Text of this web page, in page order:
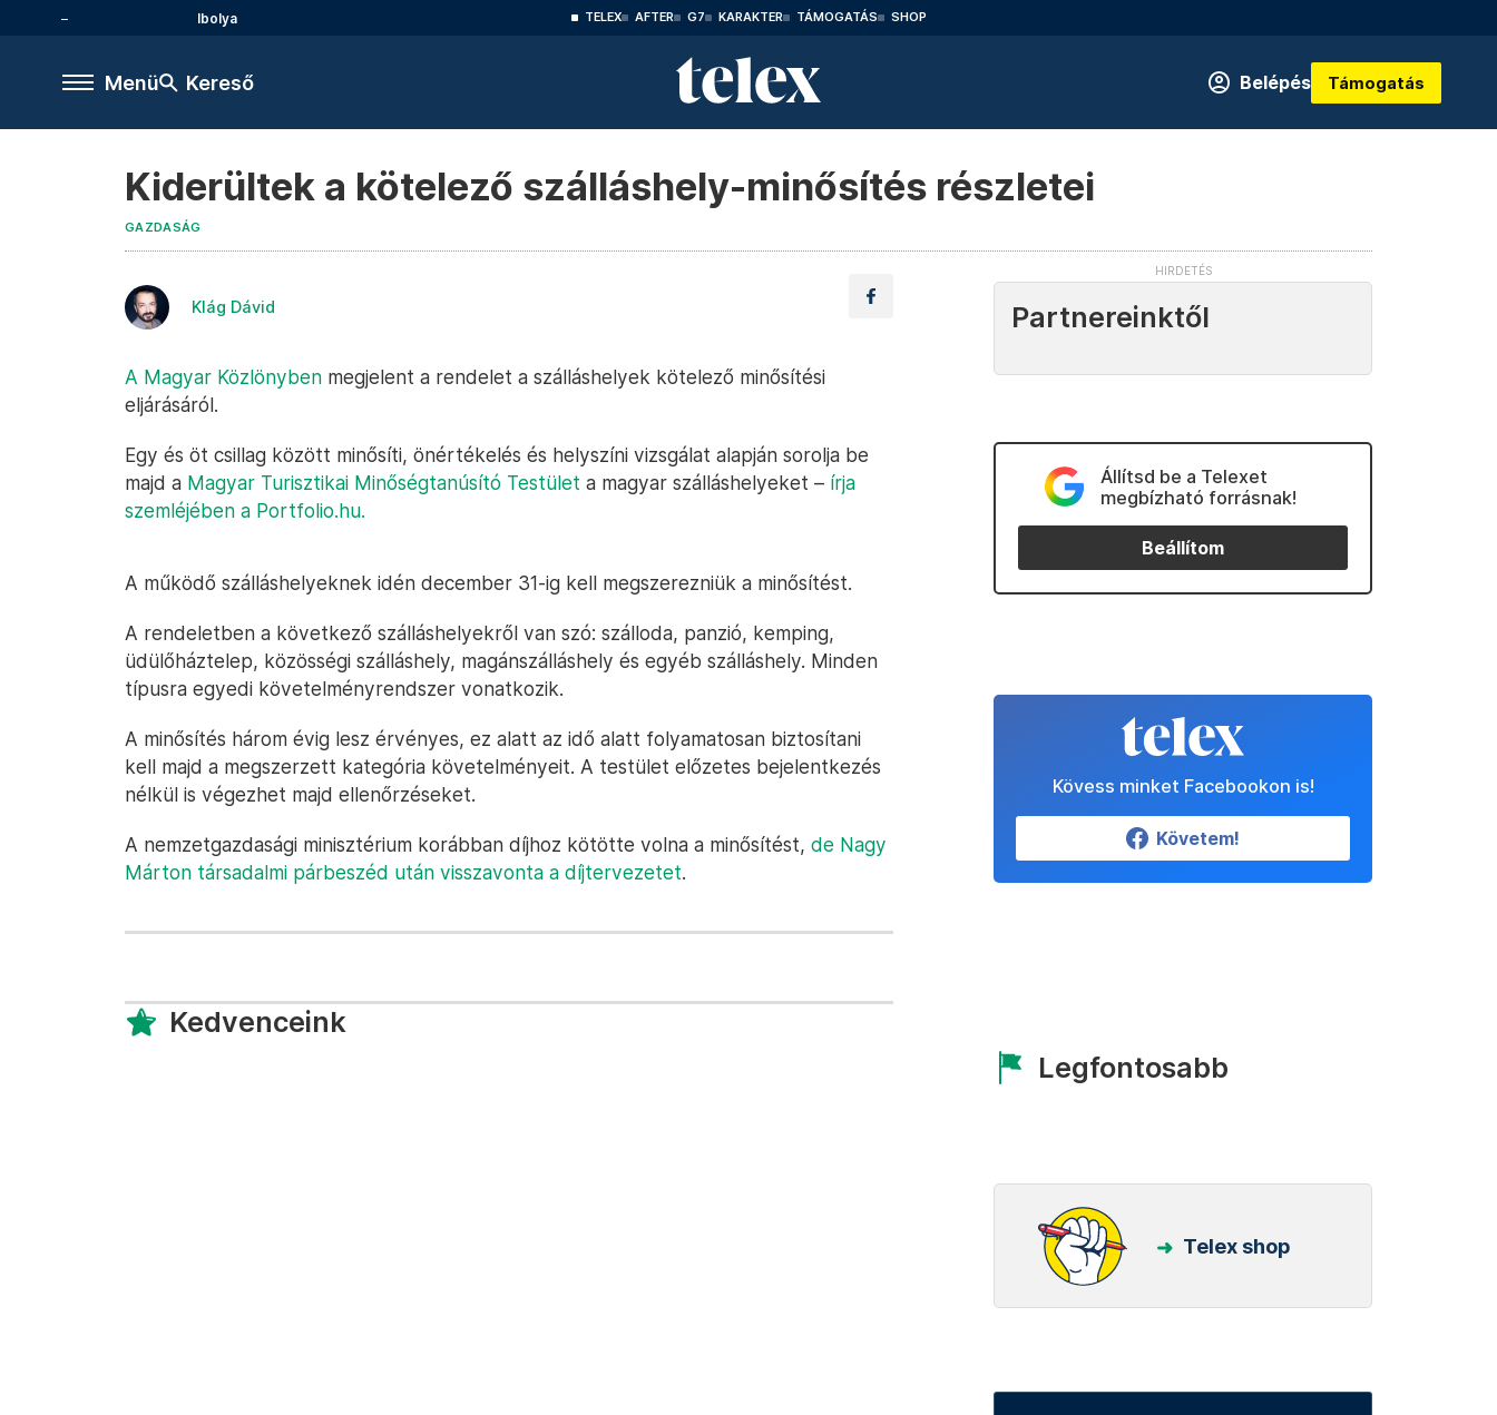
Ibolya TELEX AFTER G7 KARAKTER TÁMOGATÁS SHOP
Menü Kereső Belépés Támogatás
Kiderültek a kötelező szálláshely-minősítés részletei
GAZDASÁG
Klág Dávid
A Magyar Közlönyben megjelent a rendelet a szálláshelyek kötelező minősítési
eljárásáról.
Egy és öt csillag között minősíti, önértékelés és helyszíni vizsgálat alapján sorolja be
majd a Magyar Turisztikai Minőségtanúsító Testület a magyar szálláshelyeket – írja
szemléjében a Portfolio.hu.
A működő szálláshelyeknek idén december 31-ig kell megszerezniük a minősítést.
A rendeletben a következő szálláshelyekről van szó: szálloda, panzió, kemping,
üdülőháztelep, közösségi szálláshely, magánszálláshely és egyéb szálláshely. Minden
típusra egyedi követelményrendszer vonatkozik.
A minősítés három évig lesz érvényes, ez alatt az idő alatt folyamatosan biztosítani
kell majd a megszerzett kategória követelményeit. A testület előzetes bejelentkezés
nélkül is végezhet majd ellenőrzéseket.
A nemzetgazdasági minisztérium korábban díjhoz kötötte volna a minősítést, de Nagy
Márton társadalmi párbeszéd után visszavonta a díjtervezetet.
Kedvenceink
Partnereinktől
Állítsd be a Telexet
megbízható forrásnak!
Beállítom
Kövess minket Facebookon is!
Követem!
Legfontosabb
Telex shop